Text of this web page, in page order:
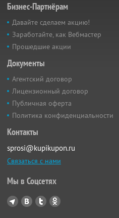
Бизнес-Партнёрам
Давайте сделаем акцию!
Заработайте, как Вебмастер
Прошедшие акции
Документы
Агентский договор
Лицензионный договор
Публичная оферта
Политика конфиденциальности
Контакты
sprosi@kupikupon.ru
Связаться с нами
Мы в Соцсетях